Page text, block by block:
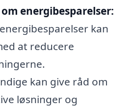
energibesparelser:
kan
at reducere
kan give råd om
løsninger og